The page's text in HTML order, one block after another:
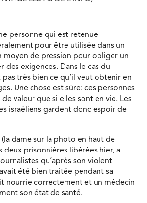
personne qui est retenue
pour être utilisée dans un
moyen de pression pour obliger un
des exigences. Dans le cas du
pas très bien ce qu’il veut obtenir en
Une chose est sûre: ces personnes
de valeur que si elles sont en vie. Les
israéliens gardent donc espoir de
(la dame sur la photo en haut de
deux prisonnières libérées hier, a
qu’après son violent
été bien traitée pendant sa
nourrie correctement et un médecin
son état de santé.